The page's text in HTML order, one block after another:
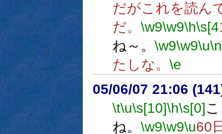
だがこれを読ん
だ。 \w9\w9\h
ね～。 \w9\w9\u\n
たしな。 \e
05/06/07 21:06
\t\u\s[10]\h\s[0]
ね。 \w9\w9\u60